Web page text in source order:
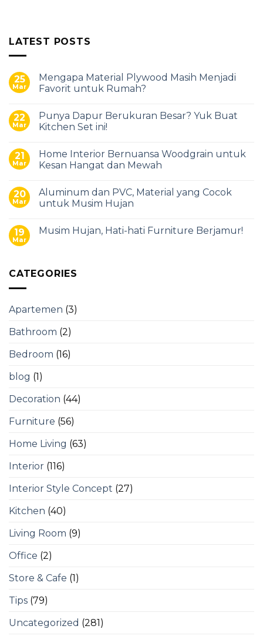
LATEST POSTS
25
Mar
Mengapa Material Plywood Masih Menjadi
Favorit untuk Rumah?
22
Mar
Punya Dapur Berukuran Besar? Yuk Buat
Kitchen Set ini!
21
Mar
Home Interior Bernuansa Woodgrain untuk
Kesan Hangat dan Mewah
20
Mar
Aluminum dan PVC, Material yang Cocok
untuk Musim Hujan
19
Mar
Musim Hujan, Hati-hati Furniture Berjamur!
CATEGORIES
Apartemen (3)
Bathroom (2)
Bedroom (16)
blog (1)
Decoration (44)
Furniture (56)
Home Living (63)
Interior (116)
Interior Style Concept (27)
Kitchen (40)
Living Room (9)
Office (2)
Store & Cafe (1)
Tips (79)
Uncategorized (281)